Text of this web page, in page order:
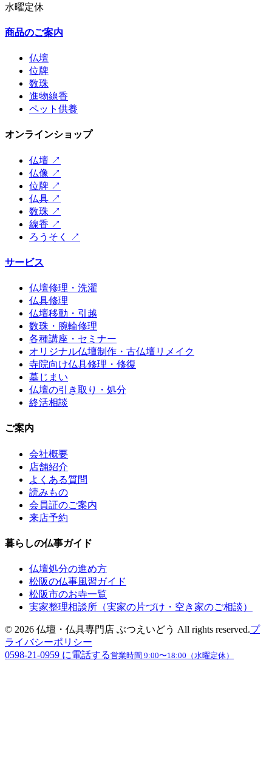
水曜定休
商品のご案内
仏壇
位牌
数珠
進物線香
ペット供養
オンラインショップ
仏壇 ↗
仏像 ↗
位牌 ↗
仏具 ↗
数珠 ↗
線香 ↗
ろうそく
↗
サービス
仏壇修理・洗濯
仏具修理
仏壇移動・引越
数珠・腕輪修理
各種講座・セミナー
オリジナル仏壇制作・古仏壇リメイク
寺院向け仏具修理・修復
墓じまい
仏壇の引き取り・処分
終活相談
ご案内
会社概要
店舗紹介
よくある質問
読みもの
会員証のご案内
来店予約
暮らしの仏事ガイド
仏壇処分の進め方
松阪の仏事風習ガイド
松阪市のお寺一覧
実家整理相談所（実家の片づけ・空き家のご相談）
© 2026 仏壇・仏具専門店 ぶつえいどう All rights reserved.プ
ライバシーポリシー
0598-21-0959 に電話する営業時間 9:00〜18:00（水曜定休）